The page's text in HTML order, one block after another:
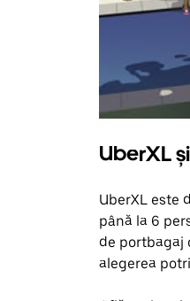
UberXL
UberXL este
până la 6
de portbagaj
alegerea